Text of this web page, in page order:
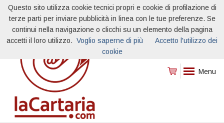
Menu
Questo sito utilizza cookie tecnici propri e cookie di profilazione di
terze parti per inviare pubblicità in linea con le tue preferenze. Se
continui nella navigazione o clicchi su un elemento della pagina
accetti il loro utilizzo. Voglio saperne di più
Accetto l'utilizzo dei
cookie